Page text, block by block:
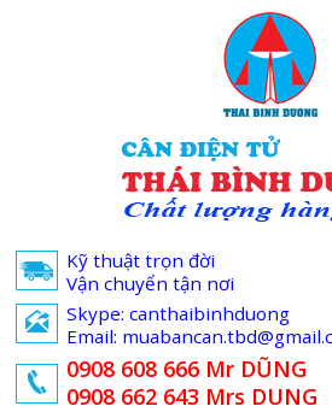
Kỹ thuật trọn đời
Vận chuyển tận nơi
Skype: canthaibinhduong
Email:
0908 608 666 Mr DŨNG
0908 662 643 Mrs DUNG